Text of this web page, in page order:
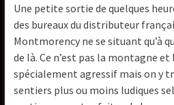
Une petite sortie de quelques
des bureaux du distributeur
Montmorency ne se situant qu’à
de là. Ce n’est pas la montagne
spécialement agressif mais on y
sentiers plus ou moins ludiques